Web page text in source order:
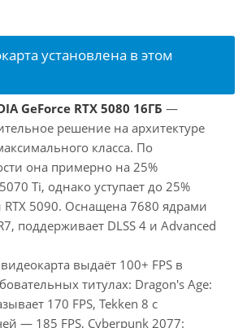
установлена в этом
GeForce RTX 5080 16ГБ —
решение на архитектуре
класса. По
она примерно на 25%
Ti, однако уступает до 25%
5090. Оснащена 7680 ядрами
поддерживает DLSS 4 и Advanced
выдаёт 100+ FPS в
титулах: Dragon's Age:
170 FPS, Tekken 8 с
— 185 FPS, Cyberpunk 2077: